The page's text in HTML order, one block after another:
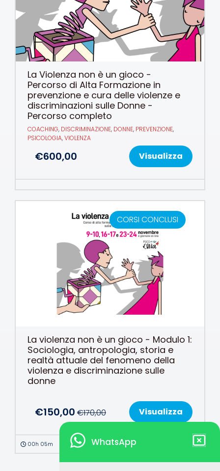
La Violenza non è un gioco -
Percorso di Alta Formazione in
prevenzione e cura delle violenze e
discriminazioni sulle Donne -
Percorso completo
COACHING, DISCRIMINAZIONE, DONNE, PREVENZIONE,
PSICOLOGIA,VIOLENZA
€600,00 Visualizza
CORSI CONCLUSI
La violenza non è un gioco - Modulo 1:
Sociologia, antropologia, storia e
realtà attuale del fenomeno della
violenza e discriminazione sulle
donne
€150,00 €170,00 Visualizza
00h 05m 50 Crediti Ecm
WhatsApp